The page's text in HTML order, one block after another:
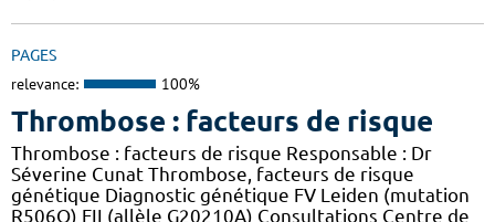
PAGES
relevance: 100%
Thrombose : facteurs de risque
Thrombose : facteurs de risque Responsable : Dr
Séverine Cunat Thrombose, facteurs de risque
génétique Diagnostic génétique FV Leiden (mutation
R506Q) FII (allèle G20210A) Consultations Centre de